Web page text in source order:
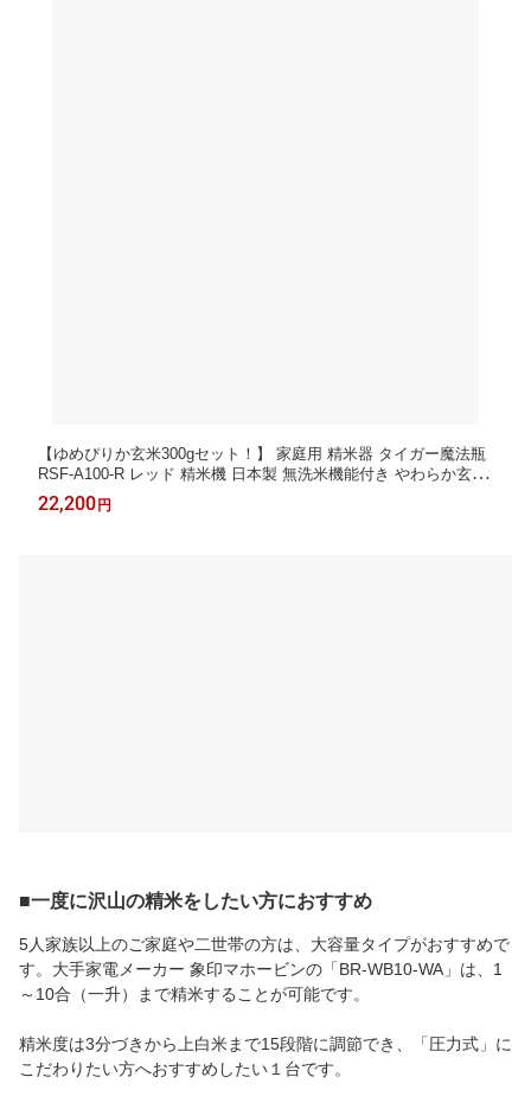
【ゆめぴりか玄米300gセット！】 家庭用 精米器 タイガー魔法瓶
RSF-A100-R レッド 精米機 日本製 無洗米機能付き やわらか玄米
コース 自家精米 (レビューでお米プレゼント) （ラッピング不可）
22,200円
■一度に沢山の精米をしたい方におすすめ
5人家族以上のご家庭や二世帯の方は、大容量タイプがおすすめで
す。大手家電メーカー 象印マホービンの「BR-WB10-WA」は、1
～10合（一升）まで精米することが可能です。
精米度は3分づきから上白米まで15段階に調節でき、「圧力式」に
こだわりたい方へおすすめしたい１台です。